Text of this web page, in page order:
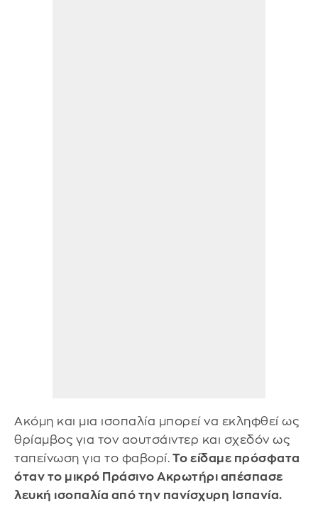
Ακόμη και μια ισοπαλία μπορεί να εκληφθεί ως
θρίαμβος για τον αουτσάιντερ και σχεδόν ως
ταπείνωση για το φαβορί. Το είδαμε πρόσφατα
όταν το μικρό Πράσινο Ακρωτήρι απέσπασε
λευκή ισοπαλία από την πανίσχυρη Ισπανία.